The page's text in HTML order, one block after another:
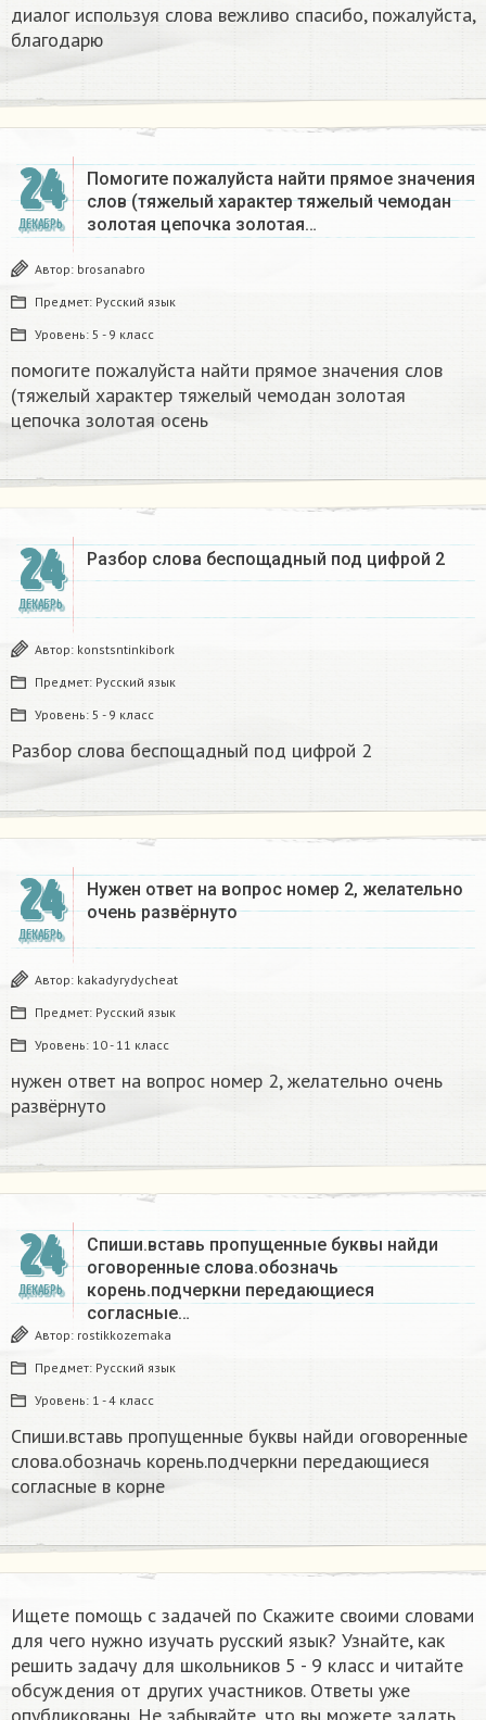
диалог используя слова вежливо спасибо, пожалуйста,
благодарю
24
ДЕКАБРЬ
Помогите пожалуйста найти прямое значения
слов (тяжелый характер тяжелый чемодан
золотая цепочка золотая…
Автор: brosanabro
Предмет: Русский язык
Уровень: 5 - 9 класс
помогите пожалуйста найти прямое значения слов
(тяжелый характер тяжелый чемодан золотая
цепочка золотая осень
24
ДЕКАБРЬ
Разбор слова беспощадный под цифрой 2
Автор: konstsntinkibork
Предмет: Русский язык
Уровень: 5 - 9 класс
Разбор слова беспощадный под цифрой 2
24
ДЕКАБРЬ
Нужен ответ на вопрос номер 2, желательно
очень развёрнуто
Автор: kakadyrydycheat
Предмет: Русский язык
Уровень: 10 - 11 класс
нужен ответ на вопрос номер 2, желательно очень
развёрнуто
24
ДЕКАБРЬ
Спиши.вставь пропущенные буквы найди
оговоренные слова.обозначь
корень.подчеркни передающиеся
согласные…
Автор: rostikkozemaka
Предмет: Русский язык
Уровень: 1 - 4 класс
Спиши.вставь пропущенные буквы найди оговоренные
слова.обозначь корень.подчеркни передающиеся
согласные в корне
Ищете помощь с задачей по Скажите своими словами
для чего нужно изучать русский язык? Узнайте, как
решить задачу для школьников 5 - 9 класс и читайте
обсуждения от других участников. Ответы уже
опубликованы. Не забывайте, что вы можете задать